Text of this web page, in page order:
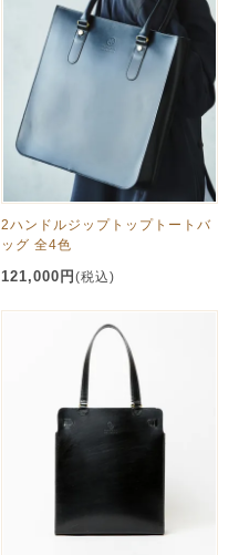
2ハンドルジップトップトートバ
ッグ 全4色
121,000円(税込)